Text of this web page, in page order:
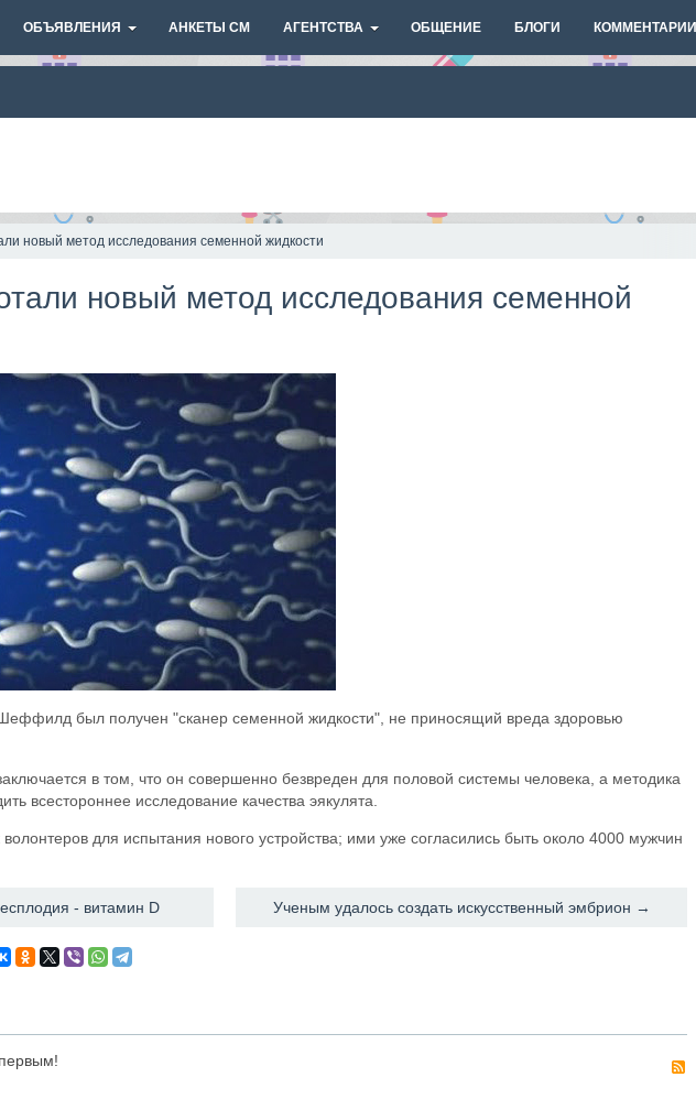
ОБЪЯВЛЕНИЯ АНКЕТЫ СМ АГЕНТСТВА ОБЩЕНИЕ БЛОГИ КОММЕНТАРИИ
новый метод исследования семенной жидкости
новый метод исследования семенной
был получен "сканер семенной жидкости", не приносящий вреда здоровью
в том, что он совершенно безвреден для половой системы человека, а методика
всестороннее исследование качества эякулята.
для испытания нового устройства; ими уже согласились быть около 4000 мужчин
- витамин D Ученым удалось создать искусственный эмбрион →